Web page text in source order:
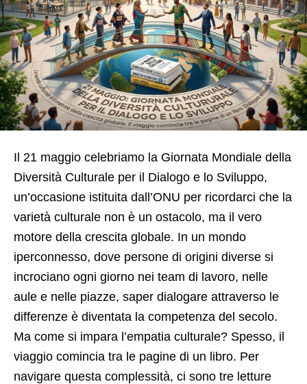
​Il 21 maggio celebriamo la Giornata Mondiale della
Diversità Culturale per il Dialogo e lo Sviluppo,
un’occasione istituita dall’ONU per ricordarci che la
varietà culturale non è un ostacolo, ma il vero
motore della crescita globale. In un mondo
iperconnesso, dove persone di origini diverse si
incrociano ogni giorno nei team di lavoro, nelle
aule e nelle piazze, saper dialogare attraverso le
differenze è diventata la competenza del secolo.
​Ma come si impara l’empatia culturale? Spesso, il
viaggio comincia tra le pagine di un libro. Per
navigare questa complessità, ci sono tre letture